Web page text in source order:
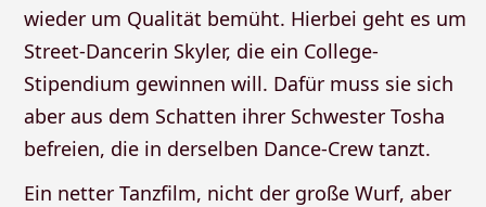
wieder um Qualität bemüht. Hierbei geht es um
Street-Dancerin Skyler, die ein College-
Stipendium gewinnen will. Dafür muss sie sich
aber aus dem Schatten ihrer Schwester Tosha
befreien, die in derselben Dance-Crew tanzt.
Ein netter Tanzfilm, nicht der große Wurf, aber